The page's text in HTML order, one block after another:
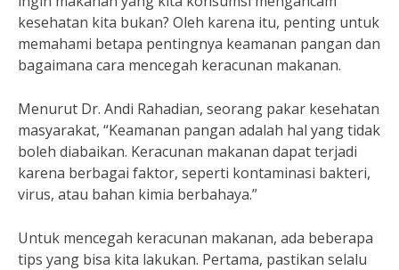
kesehatan kita bukan? Oleh karena itu, penting untuk
memahami betapa pentingnya keamanan pangan dan
bagaimana cara mencegah keracunan makanan.
Menurut Dr. Andi Rahadian, seorang pakar kesehatan
masyarakat, “Keamanan pangan adalah hal yang tidak
boleh diabaikan. Keracunan makanan dapat terjadi
karena berbagai faktor, seperti kontaminasi bakteri,
virus, atau bahan kimia berbahaya.”
Untuk mencegah keracunan makanan, ada beberapa
tips yang bisa kita lakukan. Pertama, pastikan selalu